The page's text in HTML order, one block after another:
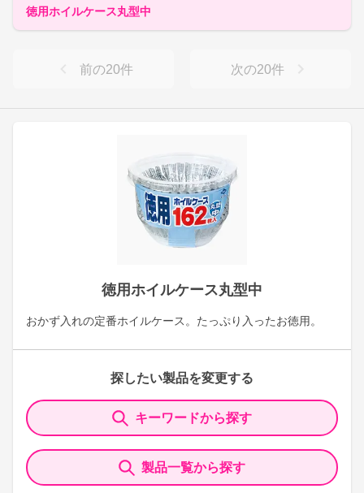
徳用ホイルケース丸型中
おかず入れの定番ホイルケース。たっぷり入ったお徳用。
探したい製品を変更する
キーワードから探す
製品一覧から探す
徳用ホイルケース丸型中
前の20件 次の20件